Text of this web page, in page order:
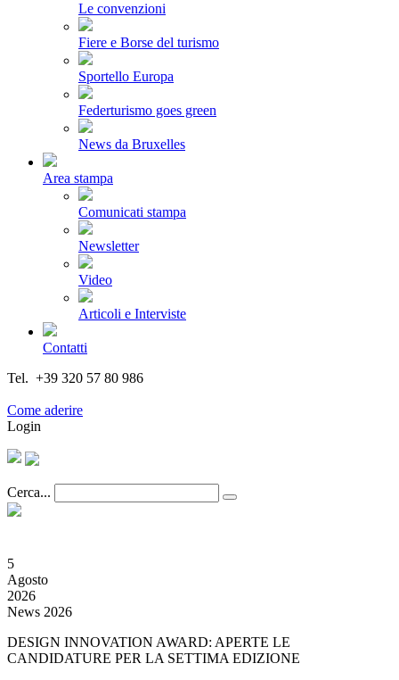
Le convenzioni
Fiere e Borse del turismo
Sportello Europa
Federturismo goes green
News da Bruxelles
Area stampa
Comunicati stampa
Newsletter
Video
Articoli e Interviste
Contatti
Tel. +39 320 57 80 986
Come aderire
Login
Cerca...
5
Agosto
2026
News 2026
DESIGN INNOVATION AWARD: APERTE LE
CANDIDATURE PER LA SETTIMA EDIZIONE